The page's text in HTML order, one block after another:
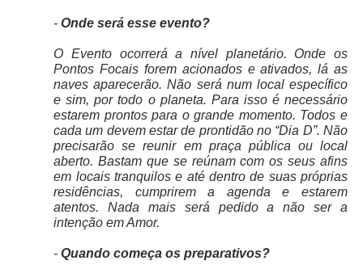
-Onde será esse evento?
O Evento ocorrerá a nível planetário. Onde os
Pontos Focais forem acionados e ativados, lá as
naves aparecerão. Não será num local específico
e sim, por todo o planeta. Para isso é necessário
estarem prontos para o grande momento. Todos e
cada um devem estar de prontidão no “Dia D”. Não
precisarão se reunir em praça pública ou local
aberto. Bastam que se reúnam com os seus afins
em locais tranquilos e até dentro de suas próprias
residências, cumprirem a agenda e estarem
atentos. Nada mais será pedido a não ser a
intenção em Amor.
-Quando começa os preparativos?